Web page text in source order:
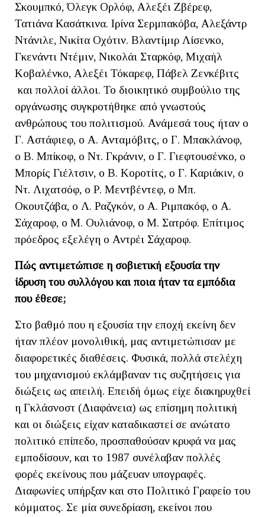
Σκουμπκό, Όλεγκ Ορλόφ, Αλεξέι Ζβέρεφ,
Τατιάνα Κασάτκινα. Ιρίνα Σερμπακόβα, Αλεξάντρ
Ντάνιλε, Νικίτα Οχότιν. Βλαντίμιρ Λίσενκο,
Γκενάντι Ντέμιν, Νικολάι Σταρκόφ, Μιχαήλ
Κοβαλένκο, Αλεξέι Τόκαρεφ, Πάβελ Ζενκέβιτς
και πολλοί άλλοι. Το διοικητικό συμβούλιο της
οργάνωσης συγκροτήθηκε από γνωστούς
ανθρώπους του πολιτισμού. Ανάμεσά τους ήταν ο
Γ. Αστάφιεφ, ο Α. Ανταμόβιτς, ο Γ. Μπακλάνοφ,
ο Β. Μπίκοφ, ο Ντ. Γκράνιν, ο Γ. Γιεφτουσένκο, ο
Μπορίς Γιέλτσιν, ο Β. Κοροτίτς, ο Γ. Καριάκιν, ο
Ντ. Λιχατσόφ, ο Ρ. Μεντβέντεφ, ο Μπ.
Οκουτζάβα, ο Λ. Ραζγκόν, ο Α. Ριμπακόφ, ο Α.
Σάχαροφ, ο Μ. Ουλιάνοφ, ο Μ. Σατρόφ. Επίτιμος
πρόεδρος εξελέγη ο Αντρέι Σάχαροφ.
Πώς αντιμετώπισε η σοβιετική εξουσία την
ίδρυση του συλλόγου και ποια ήταν τα εμπόδια
που έθεσε;
Στο βαθμό που η εξουσία την εποχή εκείνη δεν
ήταν πλέον μονολιθική, μας αντιμετώπισαν με
διαφορετικές διαθέσεις. Φυσικά, πολλά στελέχη
του μηχανισμού εκλάμβαναν τις συζητήσεις για
διώξεις ως απειλή. Επειδή όμως είχε διακηρυχθεί
η Γκλάσνοστ (Διαφάνεια) ως επίσημη πολιτική
και οι διώξεις είχαν καταδικαστεί σε ανώτατο
πολιτικό επίπεδο, προσπαθούσαν κρυφά να μας
εμποδίσουν, και το 1987 συνέλαβαν πολλές
φορές εκείνους που μάζευαν υπογραφές.
Διαφωνίες υπήρξαν και στο Πολιτικό Γραφείο του
κόμματος. Σε μία συνεδρίαση, εκείνοι που